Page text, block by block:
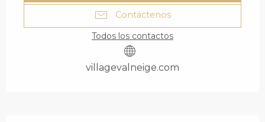
Contáctenos
Todos los contactos
villagevalneige.com